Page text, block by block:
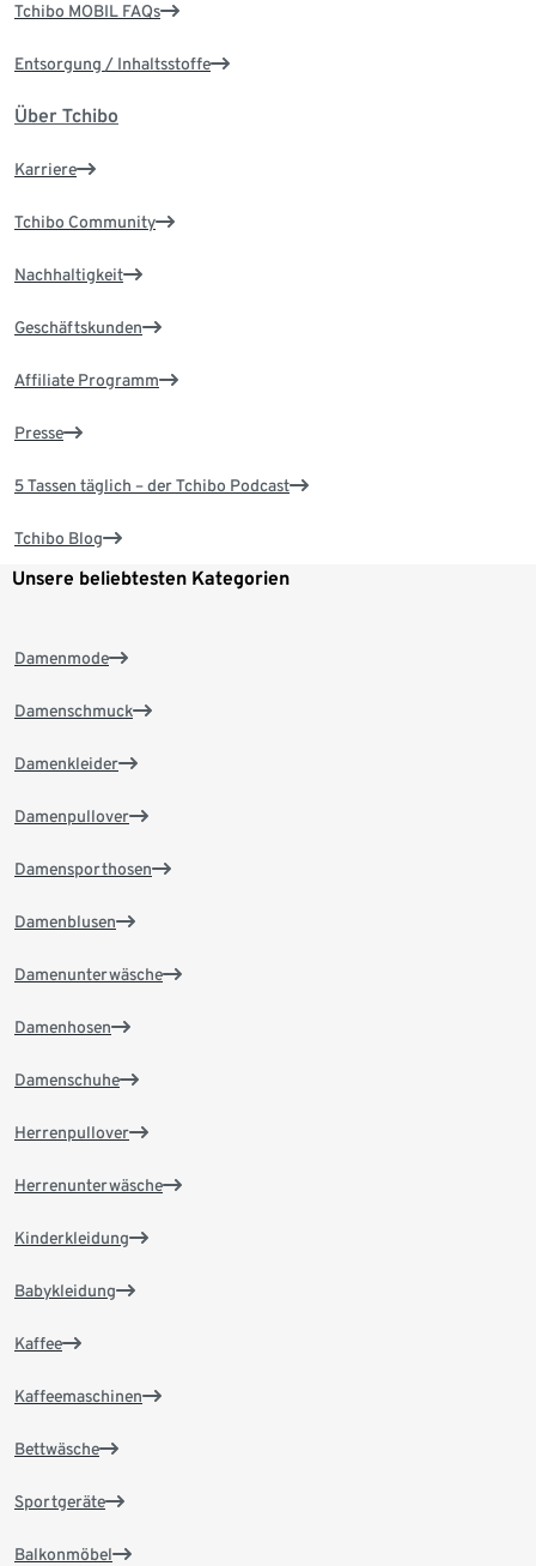
Tchibo MOBIL FAQs
Entsorgung / Inhaltsstoffe
Über Tchibo
Karriere
Tchibo Community
Nachhaltigkeit
Geschäftskunden
Affiliate Programm
Presse
5 Tassen täglich – der Tchibo Podcast
Tchibo Blog
Unsere beliebtesten Kategorien
Damenmode
Damenschmuck
Damenkleider
Damenpullover
Damensporthosen
Damenblusen
Damenunterwäsche
Damenhosen
Damenschuhe
Herrenpullover
Herrenunterwäsche
Kinderkleidung
Babykleidung
Kaffee
Kaffeemaschinen
Bettwäsche
Sportgeräte
Balkonmöbel